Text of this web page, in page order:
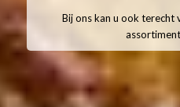
Bij ons kan u ook terecht